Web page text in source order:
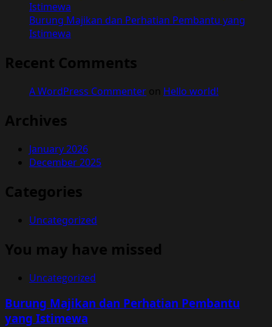
Istimewa
Burung Majikan dan Perhatian Pembantu yang
Istimewa
Recent Comments
A WordPress Commenter on Hello world!
Archives
January 2026
December 2025
Categories
Uncategorized
You may have missed
Uncategorized
Burung Majikan dan Perhatian Pembantu
yang Istimewa